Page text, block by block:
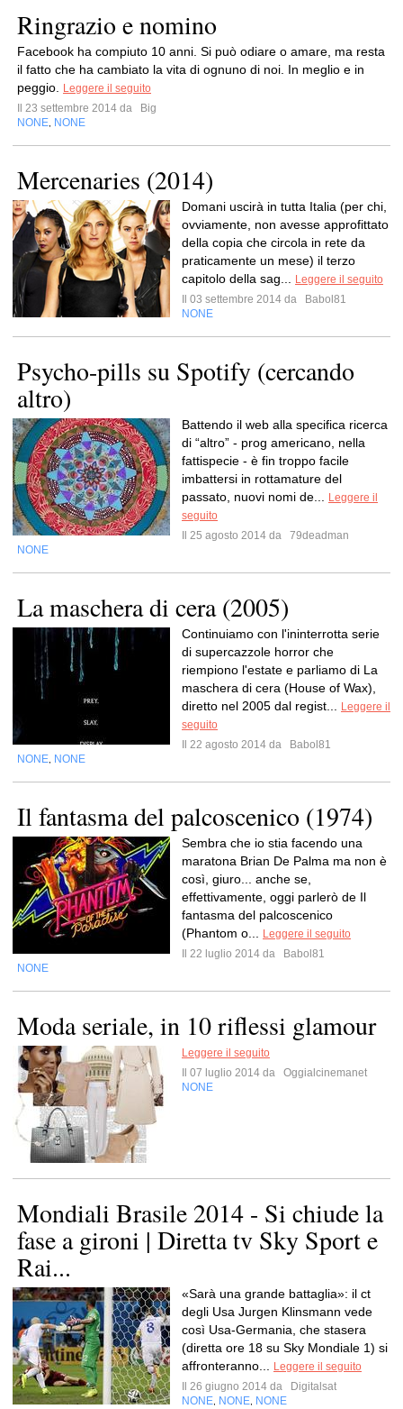
Ringrazio e nomino
Facebook ha compiuto 10 anni. Si può odiare o amare, ma resta
il fatto che ha cambiato la vita di ognuno di noi. In meglio e in
peggio.
Leggere il seguito
Il 23 settembre 2014 da
Big
NONE NONE
Mercenaries (2014)
Domani uscirà in tutta Italia (per chi,
ovviamente, non avesse approfittato
della copia che circola in rete da
praticamente un mese) il terzo
capitolo della sag...
Leggere il seguito
Il 03 settembre 2014 da
Babol81
NONE
Psycho-pills su Spotify (cercando
altro)
Battendo il web alla specifica ricerca
di “altro” - prog americano, nella
fattispecie - è fin troppo facile
imbattersi in rottamature del
passato, nuovi nomi de...
Leggere il
seguito
Il 25 agosto 2014 da
79deadman
NONE
La maschera di cera (2005)
Continuiamo con l'ininterrotta serie
di supercazzole horror che
riempiono l'estate e parliamo di La
maschera di cera (House of Wax),
diretto nel 2005 dal regist...
Leggere il
seguito
Il 22 agosto 2014 da
Babol81
NONE NONE
Il fantasma del palcoscenico (1974)
Sembra che io stia facendo una
maratona Brian De Palma ma non è
così, giuro... anche se,
effettivamente, oggi parlerò de Il
fantasma del palcoscenico
(Phantom o...
Leggere il seguito
Il 22 luglio 2014 da
Babol81
NONE
Moda seriale, in 10 riflessi glamour
Leggere il seguito
Il 07 luglio 2014 da
Oggialcinemanet
NONE
Mondiali Brasile 2014 - Si chiude la
fase a gironi | Diretta tv Sky Sport e
Rai...
«Sarà una grande battaglia»: il ct
degli Usa Jurgen Klinsmann vede
così Usa-Germania, che stasera
(diretta ore 18 su Sky Mondiale 1) si
affronteranno...
Leggere il seguito
Il 26 giugno 2014 da
Digitalsat
NONE NONE NONE